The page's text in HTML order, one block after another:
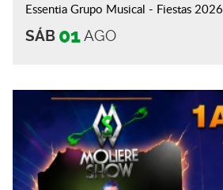
Essentia Grupo Musical - Fiestas 2026
SÁB 01AGO